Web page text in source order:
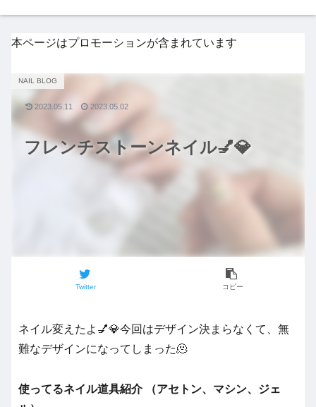
本ページはプロモーションが含まれています
フレンチストーンネイル💅💎
NAIL BLOG
Twitter コピー
2023.05.11 2023.05.02
ネイル変えたよ💅💎今回はデザイン決まらなくて、無
難なデザインになってしまった🫠
使ってるネイル道具紹介 （アセトン、マシン、ジェ